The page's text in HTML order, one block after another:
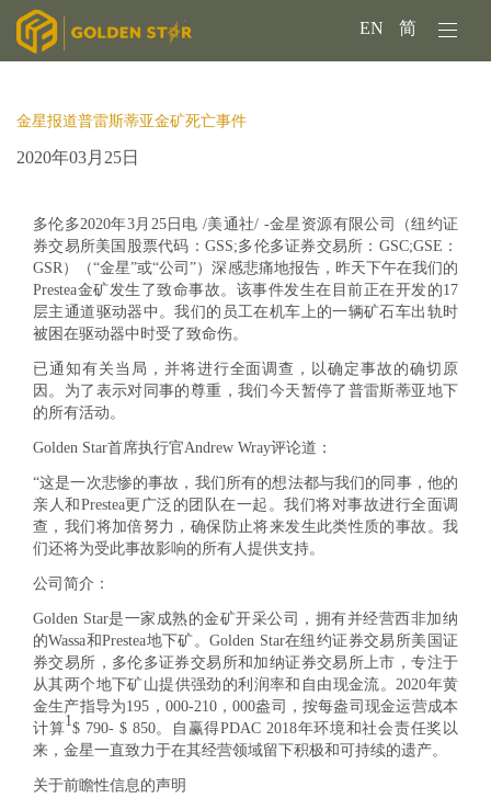
EN 简
金星报道普雷斯蒂亚金矿死亡事件
2020年03月25日
多伦多2020年3月25日电 /美通社/ -金星资源有限公司（纽约证
券交易所美国股票代码：GSS;多伦多证券交易所：GSC;GSE：
GSR）（“金星”或“公司”）深感悲痛地报告，昨天下午在我们的
Prestea金矿发生了致命事故。该事件发生在目前正在开发的17
层主通道驱动器中。我们的员工在机车上的一辆矿石车出轨时
被困在驱动器中时受了致命伤。
已通知有关当局，并将进行全面调查，以确定事故的确切原
因。为了表示对同事的尊重，我们今天暂停了普雷斯蒂亚地下
的所有活动。
Golden Star首席执行官Andrew Wray评论道：
“这是一次悲惨的事故，我们所有的想法都与我们的同事，他的
亲人和Prestea更广泛的团队在一起。我们将对事故进行全面调
查，我们将加倍努力，确保防止将来发生此类性质的事故。我
们还将为受此事故影响的所有人提供支持。
公司简介：
Golden Star是一家成熟的金矿开采公司，拥有并经营西非加纳
的Wassa和Prestea地下矿。Golden Star在纽约证券交易所美国证
券交易所，多伦多证券交易所和加纳证券交易所上市，专注于
从其两个地下矿山提供强劲的利润率和自由现金流。2020年黄
金生产指导为195，000-210，000盎司，按每盎司现金运营成本
计算1 $ 790- $ 850。自赢得PDAC 2018年环境和社会责任奖以
来，金星一直致力于在其经营领域留下积极和可持续的遗产。
关于前瞻性信息的声明